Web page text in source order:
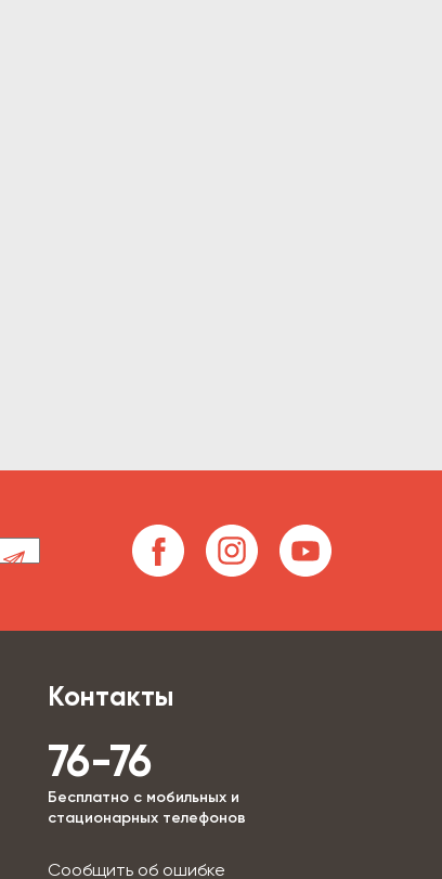
Контакты
76-76
Бесплатно с мобильных и
стационарных телефонов
Сообщить об ошибке